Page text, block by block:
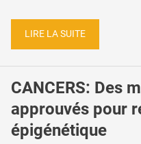
LIRE LA SUITE
CANCERS: Des
approuvés pour
épigénétique